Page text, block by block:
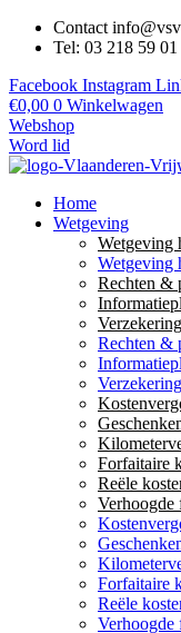
Contact
Tel: 03 218 59 01
Facebook Instagram
€0,00 0 Winkelwagen
Webshop
Word lid
Home
Wetgeving
Wetgeving
Wetgeving
Rechten &
Rechten &
Forfaitaire
Reële
Verhoogde
Forfaitaire
Reële
Verhoogde